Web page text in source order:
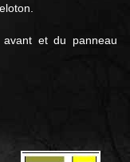
et du panneau